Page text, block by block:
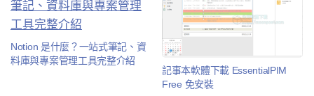
Notion 是什麼？一站式筆記、資
料庫與專案管理工具完整介紹
記事本軟體下載 EssentialPIM
Free 免安裝